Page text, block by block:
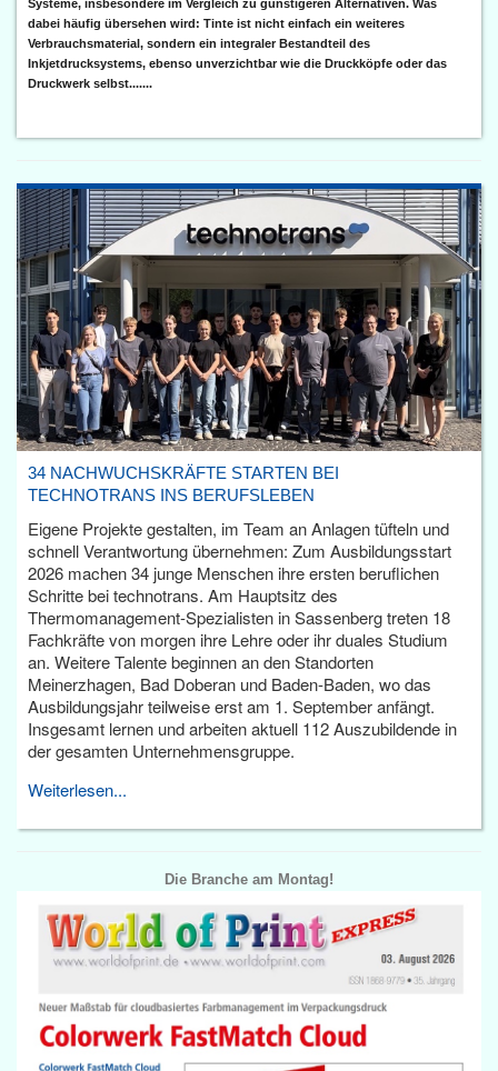
Systeme, insbesondere im Vergleich zu günstigeren Alternativen. Was
dabei häufig übersehen wird: Tinte ist nicht einfach ein weiteres
Verbrauchsmaterial, sondern ein integraler Bestandteil des
Inkjetdrucksystems, ebenso unverzichtbar wie die Druckköpfe oder das
Druckwerk selbst.......
34 NACHWUCHSKRÄFTE STARTEN BEI
TECHNOTRANS INS BERUFSLEBEN
Eigene Projekte gestalten, im Team an Anlagen tüfteln und
schnell Verantwortung übernehmen: Zum Ausbildungsstart
2026 machen 34 junge Menschen ihre ersten beruflichen
Schritte bei technotrans. Am Hauptsitz des
Thermomanagement-Spezialisten in Sassenberg treten 18
Fachkräfte von morgen ihre Lehre oder ihr duales Studium
an. Weitere Talente beginnen an den Standorten
Meinerzhagen, Bad Doberan und Baden-Baden, wo das
Ausbildungsjahr teilweise erst am 1. September anfängt.
Insgesamt lernen und arbeiten aktuell 112 Auszubildende in
der gesamten Unternehmensgruppe.
Weiterlesen...
Die Branche am Montag!